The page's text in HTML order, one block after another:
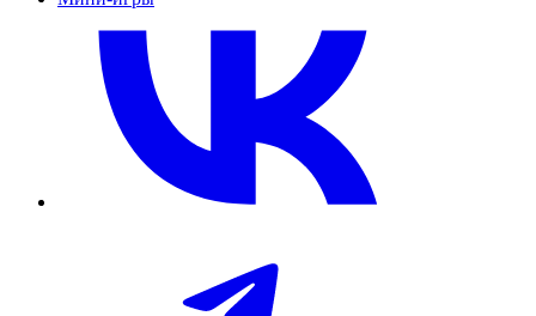
обработка спиртосодержащим средством или мытье рук с
мылом убьет его.
По возможности не трогайте руками глаза, нос и рот
Зачем это нужно?
Руки касаются многих поверхностей,
на которых может присутствовать вирус. Прикасаясь к